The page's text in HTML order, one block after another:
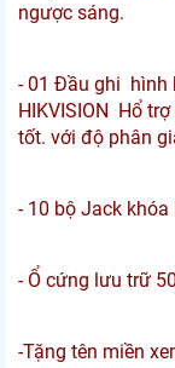
ngược sáng.
- 01 Đầu ghi hình
HIKVISION Hổ
tốt. với độ phân
- 10 bộ Jack
- Ổ cứng lưu trữ
-Tặng tên miền